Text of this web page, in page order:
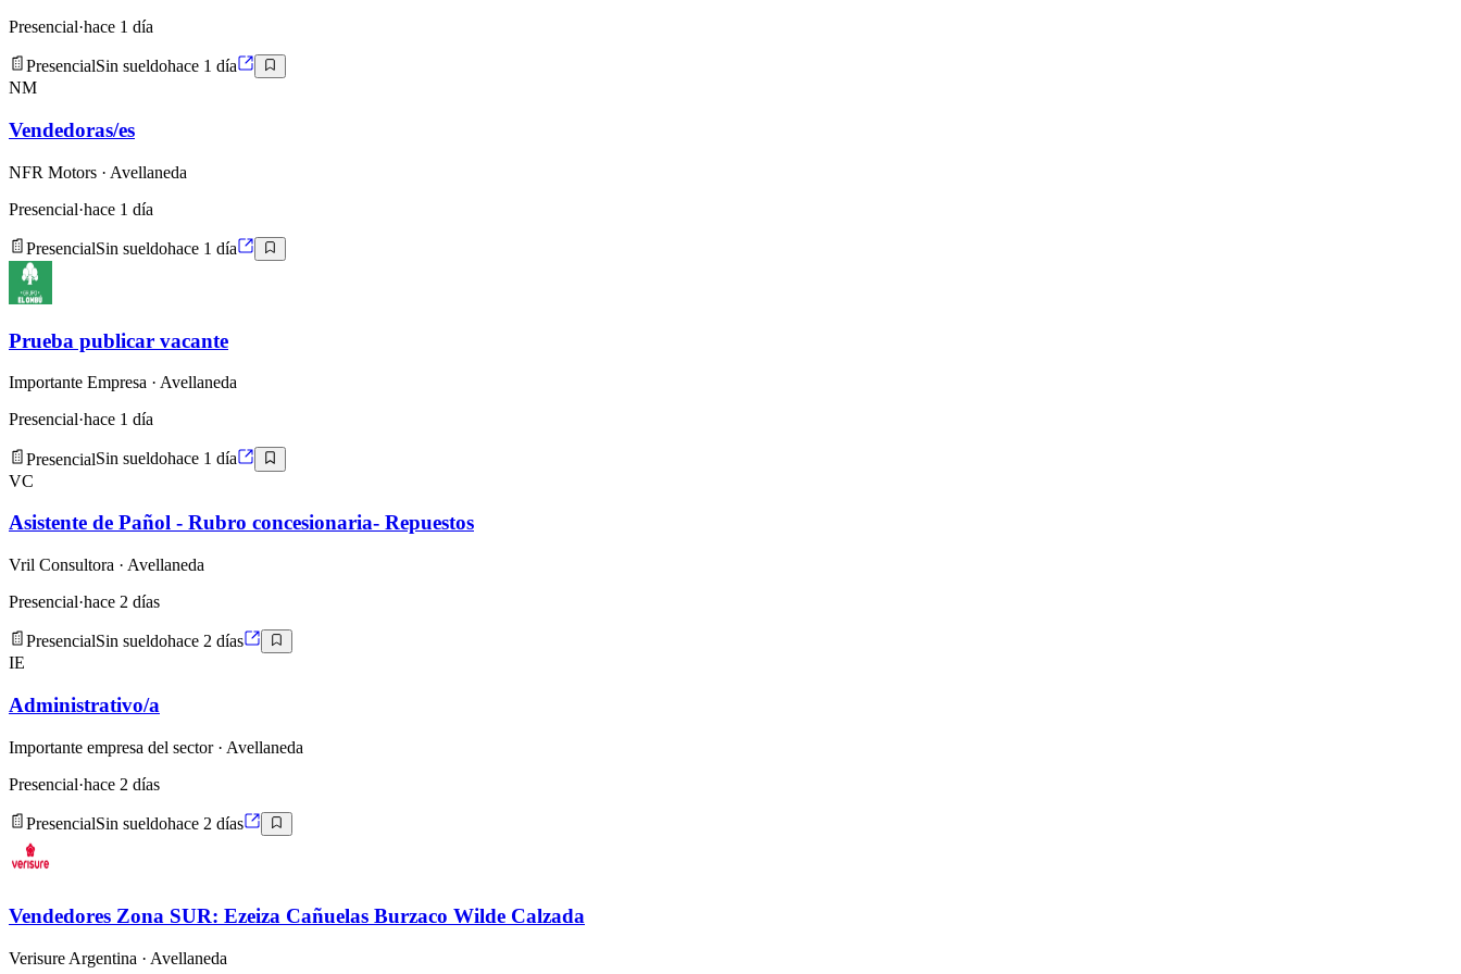
Presencial·hace 1 día
PresencialSin sueldohace 1 día
NM
Vendedoras/es
NFR Motors · Avellaneda
Presencial·hace 1 día
PresencialSin sueldohace 1 día
Prueba publicar vacante
Importante Empresa · Avellaneda
Presencial·hace 1 día
PresencialSin sueldohace 1 día
VC
Asistente de Pañol - Rubro concesionaria- Repuestos
Vril Consultora · Avellaneda
Presencial·hace 2 días
PresencialSin sueldohace 2 días
IE
Administrativo/a
Importante empresa del sector· Avellaneda
Presencial·hace 2 días
PresencialSin sueldohace 2 días
Vendedores Zona SUR: Ezeiza Cañuelas Burzaco Wilde Calzada
Verisure Argentina · Avellaneda